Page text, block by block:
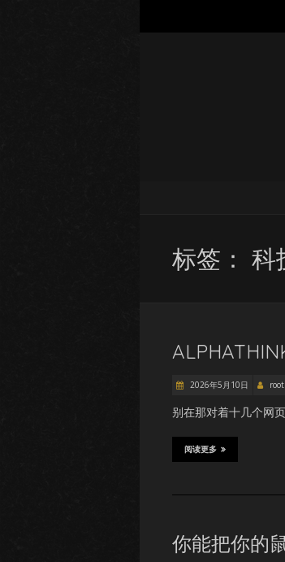
标签： 科
2026年5月10日 root
别在那对着十几个网
阅读更多
你能把你的